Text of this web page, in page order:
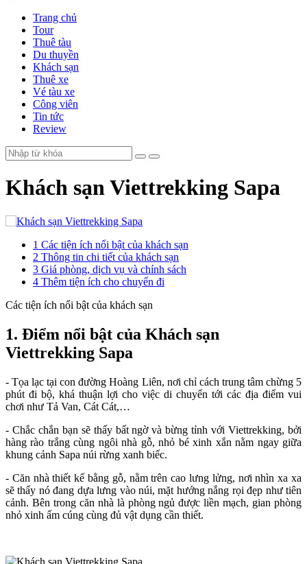
Trang chủ
Tour
Thuê tàu
Du thuyền
Khách sạn
Thuê xe
Vé tàu xe
Công viên
Tin tức
Review
Khách sạn Viettrekking Sapa
1 Các tiện ích nổi bật của khách sạn
2 Thông tin chi tiết của khách sạn
3 Giá phòng, dịch vụ và chính sách
4 Thêm tiện ích cho chuyến đi
Các tiện ích nổi bật của khách sạn
1. Điểm nổi bật của Khách sạn
Viettrekking Sapa
- Tọa lạc tại con đường Hoàng Liên, nơi chỉ cách trung tâm chừng 5
phút đi bộ, khá thuận lợi cho việc di chuyển tới các địa điểm vui
chơi như Tả Van, Cát Cát,…
- Chắc chắn bạn sẽ thấy bất ngờ và bừng tỉnh với Viettrekking, bởi
hàng rào trắng cùng ngôi nhà gỗ, nhỏ bé xinh xắn nằm ngay giữa
khung cảnh Sapa núi rừng xanh biếc.
- Căn nhà thiết kế bằng gỗ, nằm trên cao lưng lửng, nơi nhìn xa xa
sẽ thấy nó đang dựa lưng vào núi, mặt hướng nắng rọi đẹp như tiên
cảnh. Bên trong căn nhà là phòng ngủ được liền mạch, gian phòng
nhỏ xinh ấm cúng cùng đủ vật dụng cần thiết.